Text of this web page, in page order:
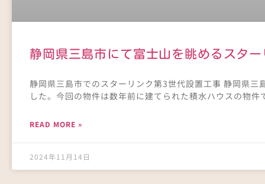
静岡県三島市にて富士山を眺めるスタ
静岡県三島市でのスターリンク第3世代設置工事 静岡県
した。今回の物件は数年前に建てられた積水ハウスの物件
READ MORE »
2024年11月14日